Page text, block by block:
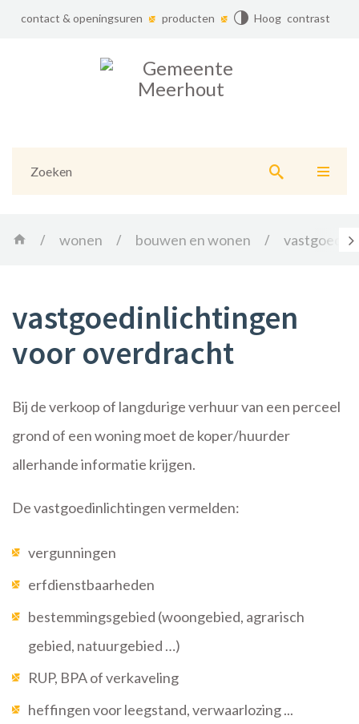
contact & openingsuren producten Hoog contrast
Gemeente
Meerhout
Homewonen bouwen en wonen
vastgoedinlichtingen
voor overdracht
Bij de verkoop of langdurige verhuur van een perceel
grond of een woning moet de koper/huurder
allerhande informatie krijgen.
De vastgoedinlichtingen vermelden:
vergunningen
erfdienstbaarheden
bestemmingsgebied (woongebied, agrarisch
gebied, natuurgebied …)
RUP, BPA of verkaveling
heffingen voor leegstand, verwaarlozing ...